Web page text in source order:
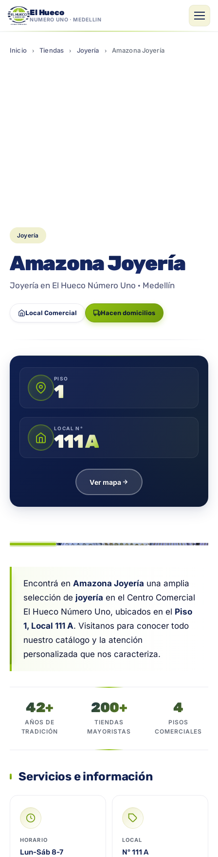
El Hueco
NÚMERO UNO · MEDELLÍN
Inicio › Tiendas › Joyería › Amazona Joyería
Joyería
Amazona Joyería
Joyería en El Hueco Número Uno · Medellín
Local Comercial Hacen domicilios
PISO
1
LOCAL N°
111 A
Ver mapa
Encontrá en Amazona Joyería una amplia
selección de joyería en el Centro Comercial
El Hueco Número Uno, ubicados en el Piso
1, Local 111 A. Visitanos para conocer todo
nuestro catálogo y la atención
personalizada que nos caracteriza.
42+
AÑOS DE
TRADICIÓN
200+
TIENDAS
MAYORISTAS
4
PISOS
COMERCIALES
Servicios e información
HORARIO
Lun-Sáb 8-7
LOCAL
N° 111 A